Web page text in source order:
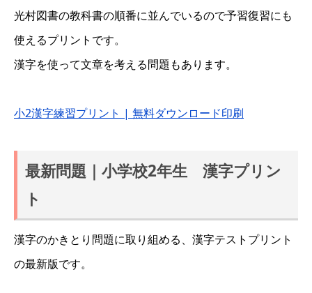
光村図書の教科書の順番に並んでいるので予習復習にも
使えるプリントです。
漢字を使って文章を考える問題もあります。
小2漢字練習プリント | 無料ダウンロード印刷
最新問題｜小学校2年生 漢字プリン
ト
漢字のかきとり問題に取り組める、漢字テストプリント
の最新版です。